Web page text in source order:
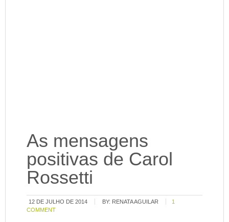
As mensagens
positivas de Carol
Rossetti
12 DE JULHO DE 2014 BY: RENATA AGUILAR
1
COMMENT